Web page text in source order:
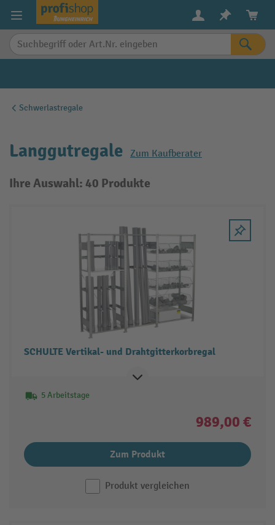
springen
Schwerlastregale
Langgutregale Zum Kaufberater
Ihre Auswahl: 40 Produkte
SCHULTE Vertikal- und Drahtgitterkorbregal
5 Arbeitstage
989,00 €
Zum Produkt
Produkt vergleichen